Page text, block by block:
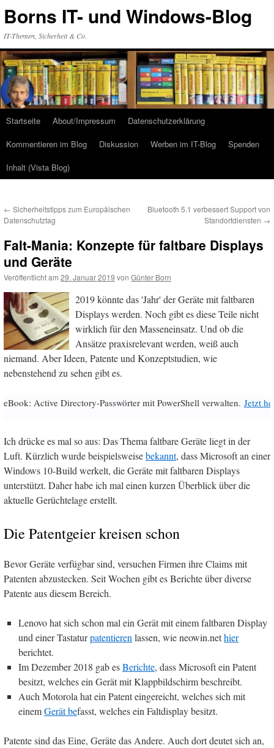
Inhalt
Borns IT- und Windows-Blog
IT-Themen, Sicherheit & Co.
Startseite About/Impressum
Datenschutzerklärung
Kommentieren im Blog
Diskussion Werben im IT-Blog
Spenden
Inhalt (Vista Blog)
← Sicherheitstipps zum Europäischen
Datenschutztag
Bluetooth 5.1 verbessert Support von
Standortdiensten →
Falt-Mania: Konzepte für faltbare Displays
und Geräte
Veröffentlicht am 29. Januar 2019 von Günter Born
2019 könnte das 'Jahr' der Geräte mit faltbaren
Displays werden. Noch gibt es diese Teile nicht
wirklich für den Masseneinsatz. Und ob die
Ansätze praxisrelevant werden, weiß auch
niemand. Aber Ideen, Patente und Konzeptstudien, wie
nebenstehend zu sehen gibt es.
eBook: Active Directory-Passwörter mit PowerShell verwalten. Jetzt
Ich drücke es mal so aus: Das Thema faltbare Geräte liegt in der
Luft. Kürzlich wurde beispielsweisebekannt, dass Microsoft an einer
Windows 10-Build werkelt, die Geräte mit faltbaren Displays
unterstützt. Daher habe ich mal einen kurzen Überblick über die
aktuelle Gerüchtelage erstellt.
Die Patentgeier kreisen schon
Bevor Geräte verfügbar sind, versuchen Firmen ihre Claims mit
Patenten abzustecken. Seit Wochen gibt es Berichte über diverse
Patente aus diesem Bereich.
Lenovo hat sich schon mal ein Gerät mit einem faltbaren Display
und einer Tastaturpatentierenlassen, wie neowin.nethier
berichtet.
Im Dezember 2018 gab esBerichte, dass Microsoft ein Patent
besitzt, welches ein Gerät mit Klappbildschirm beschreibt.
Auch Motorola hat ein Patent eingereicht, welches sich mit
einemGerät befasst, welches ein Faltdisplay besitzt.
Patente sind das Eine, Geräte das Andere. Auch dort deutet sich an,